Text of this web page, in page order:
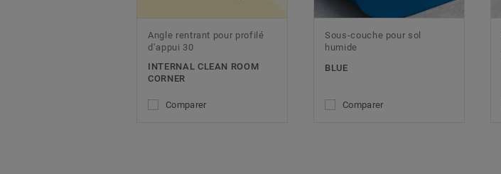
Angle rentrant pour profilé
d’appui 30
INTERNAL CLEAN ROOM
CORNER
Comparer
Sous-couche pour sol
humide
BLUE
Comparer